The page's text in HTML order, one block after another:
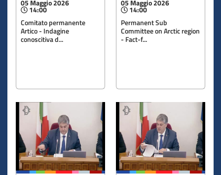
05 Maggio 2026
14:00
Comitato permanente
Artico - Indagine
conoscitiva d...
05 Maggio 2026
14:00
Permanent Sub
Committee on Arctic region
- Fact-f...